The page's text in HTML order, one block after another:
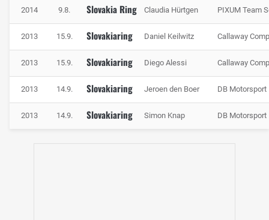
2014 9.8. Slovakia Ring Claudia Hürtgen PIXUM Team
2013 15.9. Slovakiaring Daniel Keilwitz Callaway
2013 15.9. Slovakiaring Diego Alessi Callaway
2013 14.9. Slovakiaring Jeroen den Boer DB Motorsport
2013 14.9. Slovakiaring Simon Knap DB Motorsport